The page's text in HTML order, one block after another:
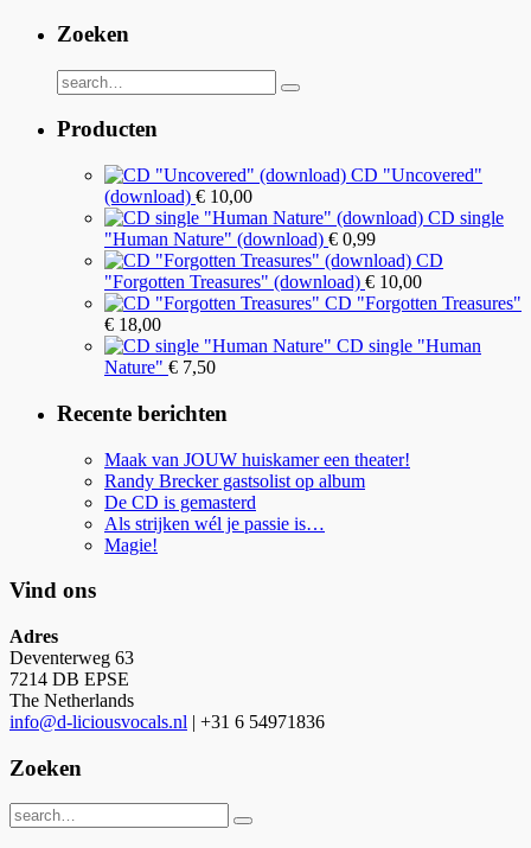
Zoeken
Producten
CD "Uncovered"
(download) € 10,00
CD single
"Human Nature" (download) € 0,99
CD
"Forgotten Treasures" (download) € 10,00
CD "Forgotten Treasures"
€ 18,00
CD single "Human
Nature" € 7,50
Recente berichten
Maak van JOUW huiskamer een theater!
Randy Brecker gastsolist op album
De CD is gemasterd
Als strijken wél je passie is…
Magie!
Vind ons
Adres
Deventerweg 63
7214 DB EPSE
The Netherlands
info@d-liciousvocals.nl | +31 6 54971836
Zoeken